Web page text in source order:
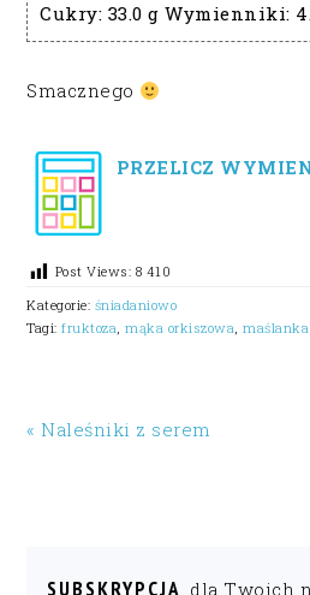
Cukry: 33.0 g Wymienniki:
Smacznego
PRZELICZ
Post Views: 8 410
Kategorie: śniadaniowo
Tagi:fruktoza ,mąka orkiszowa ,maślanka
« Naleśniki z serem
SUBSKRYPCJA dla Twoich